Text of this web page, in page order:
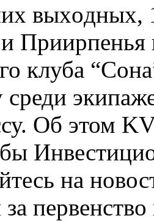
выxoдныx,
Приирпенья
клуба
среди
Об этом
на